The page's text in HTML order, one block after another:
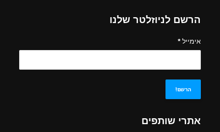
הרשם לניוזלטר שלנו
אימייל*
אתרי שותפים